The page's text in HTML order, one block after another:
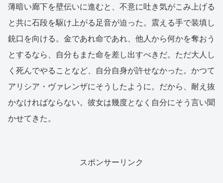
薄暗い廊下を壁伝いに進むと、不意に吐き気がこみ上げる
と共に石段を駆け上がる足音が迫った。震える手で装填し
銃口を向ける。金であれ命であれ、他人から何かを奪おう
とするなら、自分もまた命を差し出すべきだ。ただ大人し
く死んでやることなど、自分自身が許せなかった。かつて
アリシア・ヴァレンザにそうしたように。だから、耐え抜
かなければならない。彼女は幾度となく自分にそう言い聞
かせてきた。
スポンサーリンク